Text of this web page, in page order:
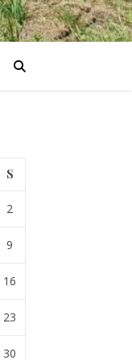
S
2
9
16
23
30